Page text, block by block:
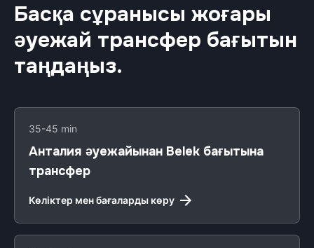
Басқа сұранысы жоғары
әуежай трансфер бағытын
таңдаңыз.
35-45 min
Анталия әуежайынан Belek бағытына
трансфер
Көліктер мен бағаларды көру